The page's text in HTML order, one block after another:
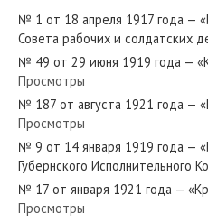
№ 165 от июля 1981 года —
№ 32 от февраля 1981 года —
№ 1 от 18 апреля 1917 года —
Совета рабочих и солдатских
№ 49 от 29 июня 1919 года —
Просмотры
№ 187 от августа 1921 года —
Просмотры
№ 9 от 14 января 1919 года —
Губернского Исполнительного
№ 17 от января 1921 года —
Просмотры